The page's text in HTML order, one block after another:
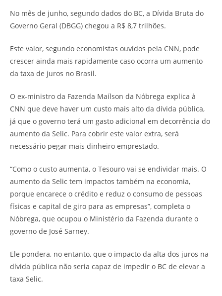
No mês de junho, segundo dados do BC, a Dívida Bruta do
Governo Geral (DBGG) chegou a R$ 8,7 trilhões.
Este valor, segundo economistas ouvidos pela CNN, pode
crescer ainda mais rapidamente caso ocorra um aumento
da taxa de juros no Brasil.
O ex-ministro da Fazenda Maílson da Nóbrega explica à
CNN que deve haver um custo mais alto da dívida pública,
já que o governo terá um gasto adicional em decorrência do
aumento da Selic. Para cobrir este valor extra, será
necessário pegar mais dinheiro emprestado.
“Como o custo aumenta, o Tesouro vai se endividar mais. O
aumento da Selic tem impactos também na economia,
porque encarece o crédito e reduz o consumo de pessoas
físicas e capital de giro para as empresas”, completa o
Nóbrega, que ocupou o Ministério da Fazenda durante o
governo de José Sarney.
Ele pondera, no entanto, que o impacto da alta dos juros na
dívida pública não seria capaz de impedir o BC de elevar a
taxa Selic.